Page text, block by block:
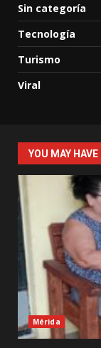
Sin categoría
Tecnología
Turismo
Viral
YOU MAY
Mérida